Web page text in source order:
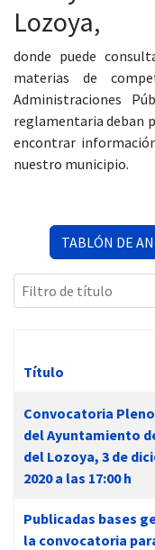
Lozoya,
donde puede
materias de
Administraciones
reglamentaria deban
encontrar
nuestro municipio.
TABLÓN DE
Filtro de título
Título
Convocatoria
del Ayuntamiento
del Lozoya, 3 de
2020 a las 17:00 h
Publicadas bases
la convocatoria